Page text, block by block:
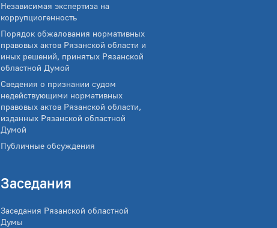
Независимая экспертиза на
коррупциогенность
Порядок обжалования нормативных
правовых актов Рязанской области и
иных решений, принятых Рязанской
областной Думой
Сведения о признании судом
недействующими нормативных
правовых актов Рязанской области,
изданных Рязанской областной
Думой
Публичные обсуждения
Заседания
Заседания Рязанской областной
Думы